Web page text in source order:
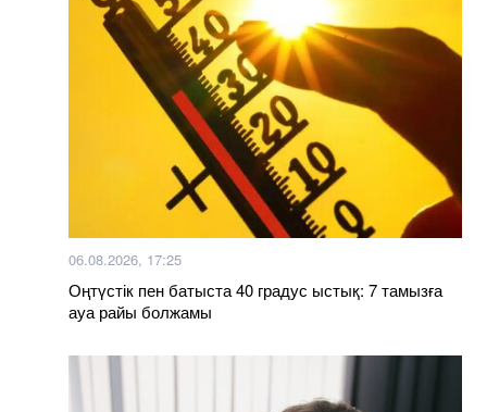
06.08.2026, 17:25
Оңтүстік пен батыста 40 градус ыстық: 7 тамызға
ауа райы болжамы